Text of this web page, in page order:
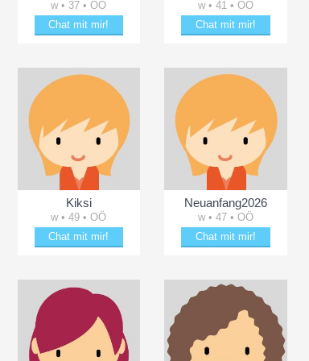
w • 37 • OÖ
Chat mit mir!
w • 41 • OÖ
Chat mit mir!
Kiksi
w • 49 • OÖ
Chat mit mir!
Neuanfang2026
w • 47 • OÖ
Chat mit mir!